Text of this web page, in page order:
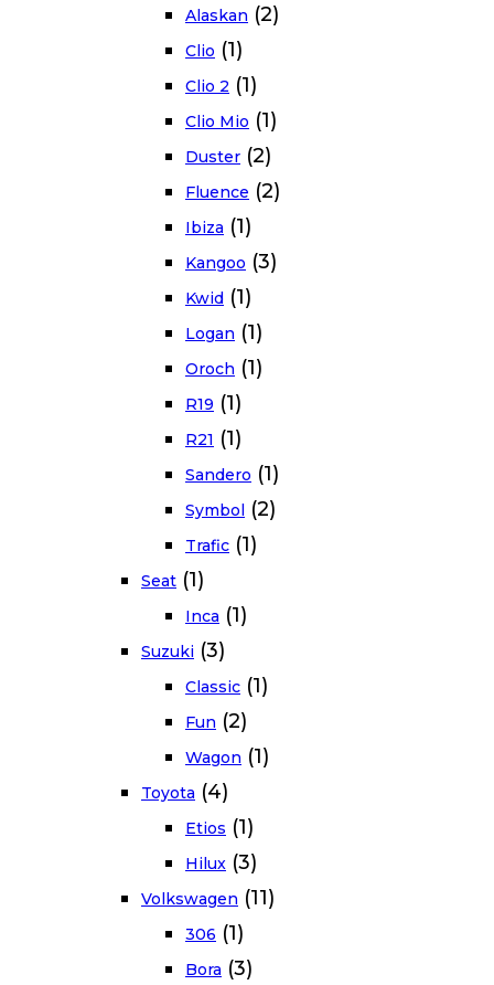
Alaskan (2)
Clio (1)
Clio 2 (1)
Clio Mio (1)
Duster (2)
Fluence (2)
Ibiza (1)
Kangoo (3)
Kwid (1)
Logan (1)
Oroch (1)
R19 (1)
R21 (1)
Sandero (1)
Symbol (2)
Trafic (1)
Seat (1)
Inca (1)
Suzuki (3)
Classic (1)
Fun (2)
Wagon (1)
Toyota (4)
Etios (1)
Hilux (3)
Volkswagen (11)
306 (1)
Bora (3)